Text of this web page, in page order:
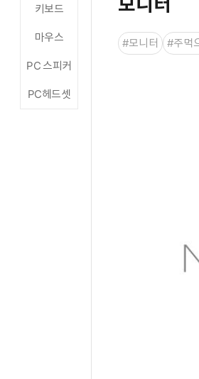
키보드
마우스
PC 스피커
PC헤드셋
#모니터 #주먹